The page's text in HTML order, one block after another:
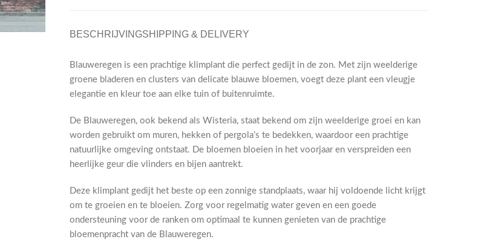
BESCHRIJVINGSHIPPING & DELIVERY
Blauweregen is een prachtige klimplant die perfect gedijt in de zon. Met zijn weelderige
groene bladeren en clusters van delicate blauwe bloemen, voegt deze plant een vleugje
elegantie en kleur toe aan elke tuin of buitenruimte.
De Blauweregen, ook bekend als Wisteria, staat bekend om zijn weelderige groei en kan
worden gebruikt om muren, hekken of pergola’s te bedekken, waardoor een prachtige
natuurlijke omgeving ontstaat. De bloemen bloeien in het voorjaar en verspreiden een
heerlijke geur die vlinders en bijen aantrekt.
Deze klimplant gedijt het beste op een zonnige standplaats, waar hij voldoende licht krijgt
om te groeien en te bloeien. Zorg voor regelmatig water geven en een goede
ondersteuning voor de ranken om optimaal te kunnen genieten van de prachtige
bloemenpracht van de Blauweregen.